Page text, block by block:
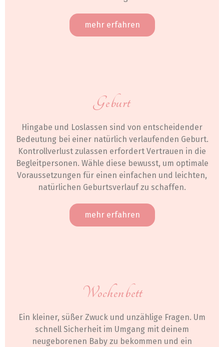
mehr erfahren
Geburt
Hingabe und Loslassen sind von entscheidender
Bedeutung bei einer natürlich verlaufenden Geburt.
Kontrollverlust zulassen erfordert Vertrauen in die
Begleitpersonen. Wähle diese bewusst, um optimale
Voraussetzungen für einen einfachen und leichten,
natürlichen Geburtsverlauf zu schaffen.
mehr erfahren
Wochenbett
Ein kleiner, süßer Zwuck und unzählige Fragen. Um
schnell Sicherheit im Umgang mit deinem
neugeborenen Baby zu bekommen und ein